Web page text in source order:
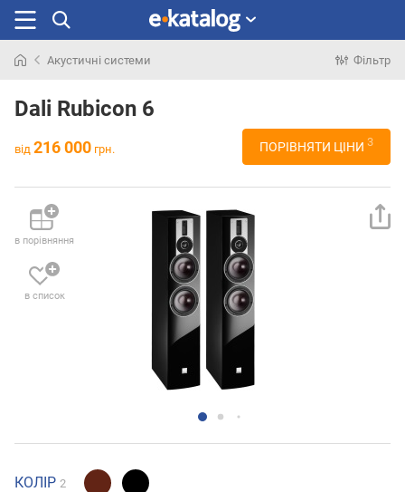
раніше
Акустичні системи Фільтр
Dali Rubicon 6
від 216 000 грн. ПОРІВНЯТИ ЦІНИ 3
в порівняння
в список
КОЛІР 2